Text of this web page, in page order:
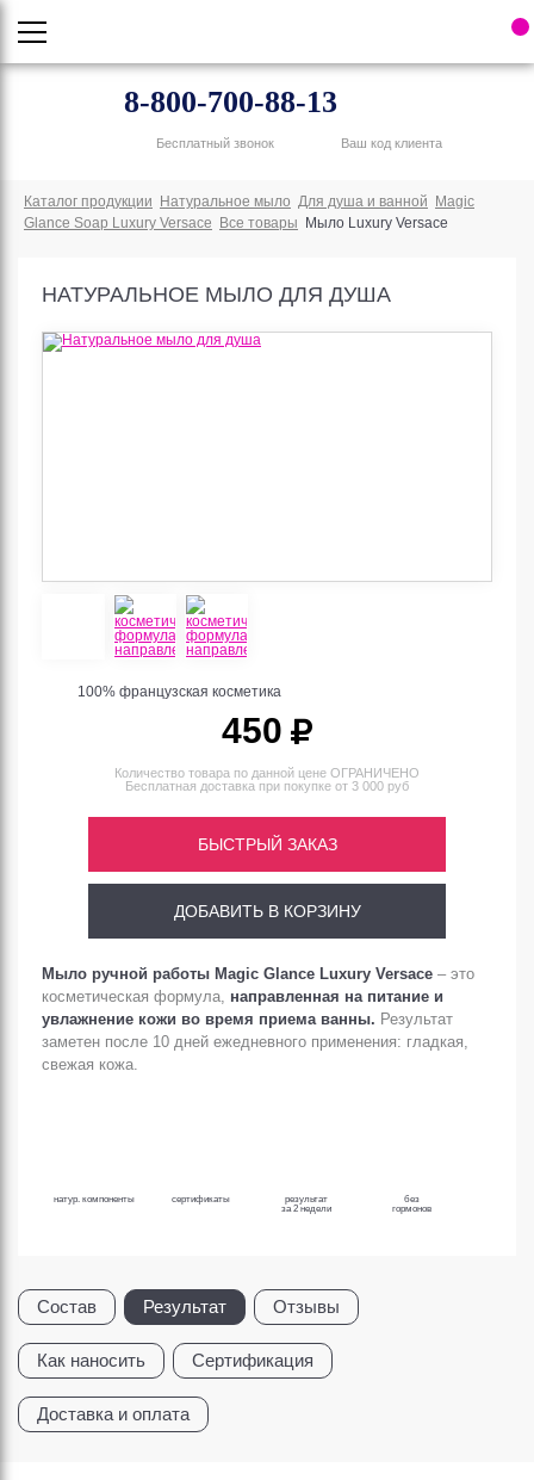
8-800-700-88-13
Бесплатный звонок Ваш код клиента
Каталог продукции Натуральное мыло Для душа и ванной
Magic
Glance Soap Luxury Versace
Все товары Мыло Luxury Versace
100% французская косметика
НАТУРАЛЬНОЕ МЫЛО ДЛЯ ДУША
Мыло ручной работы Magic Glance Luxury Versace – это
косметическая формула, направленная на питание и
увлажнение кожи во время приема ванны. Результат
заметен после 10 дней ежедневного применения: гладкая,
свежая кожа.
натур. компоненты сертификаты
результат
за 2 недели
без
гормонов
450
Количество товара по данной цене ОГРАНИЧЕНО
Бесплатная доставка при покупке от 3 000 руб
БЫСТРЫЙ ЗАКАЗ
ДОБАВИТЬ В КОРЗИНУ
Состав Результат
Как наносить Сертификация
Отзывы
Доставка и оплата